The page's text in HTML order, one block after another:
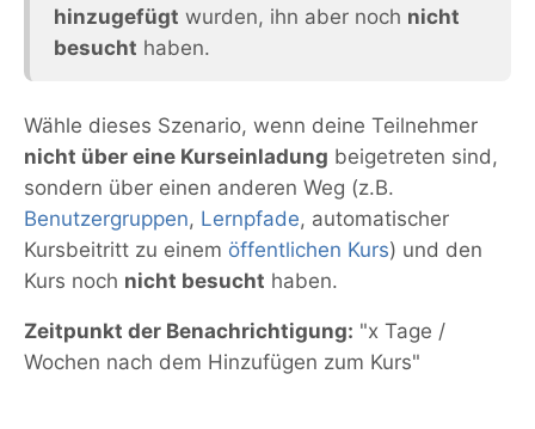
hinzugefügt wurden, ihn aber noch nicht
besucht haben.
Wähle dieses Szenario, wenn deine Teilnehmer
nicht über eine Kurseinladung beigetreten sind,
sondern über einen anderen Weg (z.B.
Benutzergruppen, Lernpfade, automatischer
Kursbeitritt zu einem öffentlichen Kurs) und den
Kurs noch nicht besucht haben.
Zeitpunkt der Benachrichtigung: "x Tage /
Wochen nach dem Hinzufügen zum Kurs"